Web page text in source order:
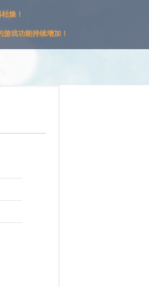
燥！
游戏功能持续增加！